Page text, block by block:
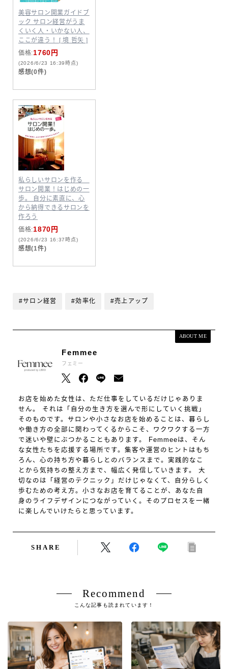
美容サロン開業ガイドブ
ック サロン経営がうま
くいく人・いかない人、
ここが違う！ [ 境 哲矢 ]
価格:1760円
(2026/6/23 16:39時点)
感想(0件)
私らしいサロンを作る
サロン開業！はじめの一
歩。 自分に素直に、心
から納得できるサロンを
作ろう
価格:1870円
(2026/6/23 16:37時点)
感想(1件)
#サロン経営 #効率化 #売上アップ
ABOUT ME
Femmee
フェミー
お店を始めた女性は、ただ仕事をしているだけじゃありま
せん。 それは「自分の生き方を選んで形にしていく挑戦」
そのものです。サロンや小さなお店を始めることは、暮らし
や働き方の全部に関わってくるからこそ、ワクワクする一方
で迷いや壁にぶつかることもあります。 Femmeeは、そん
な女性たちを応援する場所です。集客や運営のヒントはもち
ろん、心の持ち方や暮らしとのバランスまで。実践的なこ
とから気持ちの整え方まで、幅広く発信していきます。 大
切なのは「経営のテクニック」だけじゃなくて、自分らしく
歩むための考え方。小さなお店を育てることが、あなた自
身のライフデザインにつながっていく。そのプロセスを一緒
に楽しんでいけたらと思っています。
SHARE
Recommend
こんな記事も読まれています！